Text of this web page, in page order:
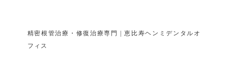
精密根管治療・修復治療専門 | 恵比寿ヘンミデンタルオ
フィス